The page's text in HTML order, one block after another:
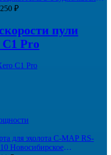
₽
пули
Pro
C1 Pro
для эхолота C-MAP RS-
Новосибирское